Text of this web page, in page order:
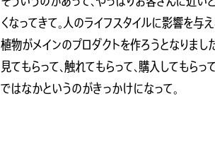
くなってきて。人のライフスタイルに影響を与
植物がメインのプロダクトを作ろうとなりま
見てもらって、触れてもらって、購入してもら
ではなかというのがきっかけになって。